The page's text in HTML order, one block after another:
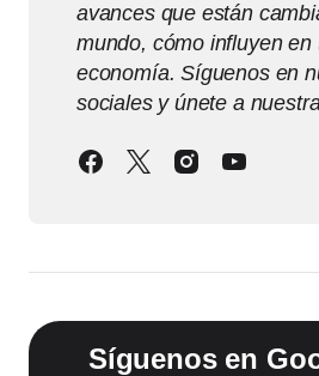
avances que están
mundo, cómo influyen en
economía. Síguenos en
sociales y únete a
Síguenos en